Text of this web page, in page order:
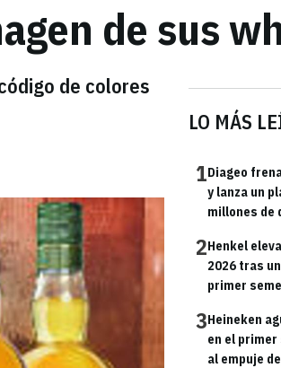
de sus
de colores
LO MÁS
1Diageo
y lanza un
millones de
2Henkel
2026 tras
primer
3Heineken
en el
al empuje